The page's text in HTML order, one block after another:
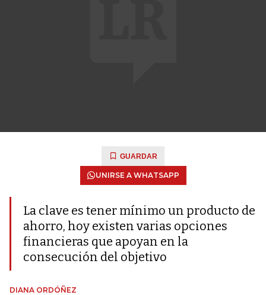
GUARDAR
UNIRSE A WHATSAPP
La clave es tener mínimo un producto de
ahorro, hoy existen varias opciones
financieras que apoyan en la
consecución del objetivo
DIANA ORDÓÑEZ